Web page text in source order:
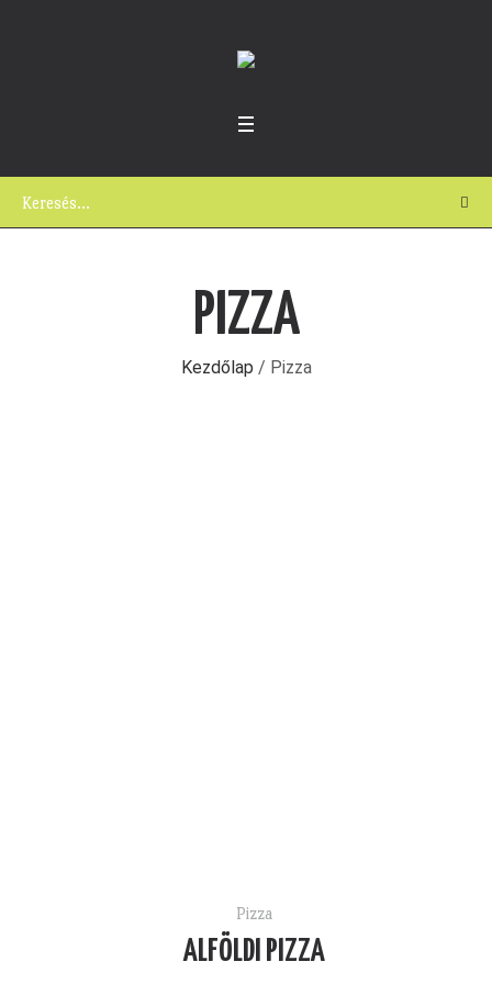
PIZZA
Kezdőlap / Pizza
Pizza
ALFÖLDI PIZZA